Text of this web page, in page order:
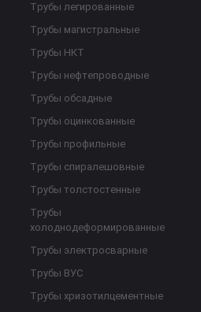
Трубы легированные
Трубы магистральные
Трубы НКТ
Трубы нефтепроводные
Трубы обсадные
Трубы оцинкованные
Трубы профильные
Трубы спиралешовные
Трубы толстостенные
Трубы
холоднодеформированные
Трубы электросварные
Трубы ВУС
Трубы хризотилцементные